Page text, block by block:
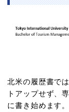
北米の履歴書で
トアップせず、
に書き始めます